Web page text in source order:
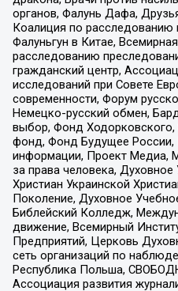
органов, Фалунь Дафа,
Коалиция по расследованию
Фалуньгун в Китае,
расследованию
гражданский центр,
исследований при Совете
современности, Форум
Немецко-русский обмен,
выбор, Фонд
фонд, Фонд Будущее
информации, Проект Медиа,
за права человека, Духовное
Христиан Украинской
Поколение, Духовное
Библейский Колледж,
движение, Всемирный
Предприятий, Церковь
сеть организаций по
Республика Польша,
Ассоциация развития